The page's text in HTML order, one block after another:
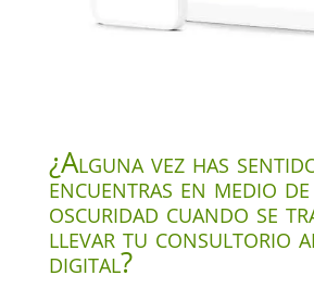
¿Alguna vez has
encuentras en medio
oscuridad cuando se
llevar tu consultorio
digital?